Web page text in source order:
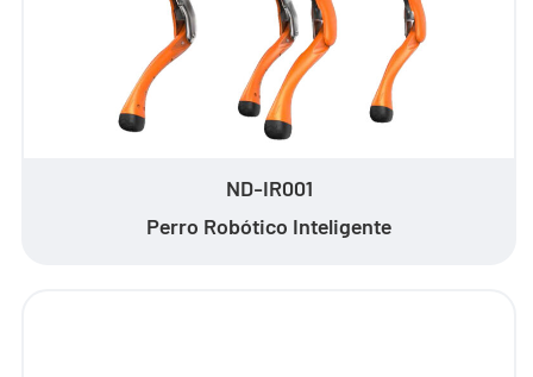
- Solución Estacionaria Anti-Dron
- Solución Portátil Anti-Dron
- Solución de Detección Anti-Dron
- Solución de Jamming Anti-Dron
- Solución de Radar por Muro
ND-IR001
Perro Robótico Inteligente